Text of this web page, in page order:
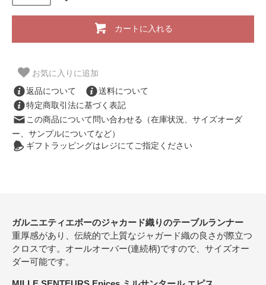
カートに入れる
お気に入りに追加
返品について
送料について
特定商取引法に基づく表記
この商品について問い合わせる（在庫状況、サイズオーダ
ー、サンプルについてなど）
ギフトラッピングはレジにてご指定ください
ガルニエティエボーのジャカード織りのテーブルランナー
重厚感があり、伝統的で上質なジャガード織の良さが際立つ
クロスです。オールオーバー(連続柄)ですので、サイズオー
ダー可能です。